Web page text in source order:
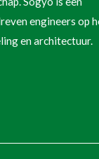
engineers op
en architectuur.